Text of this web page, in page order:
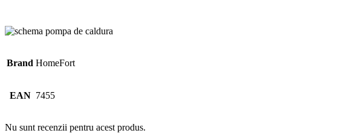
Brand HomeFort
EAN 7455
Nu sunt recenzii pentru acest produs.